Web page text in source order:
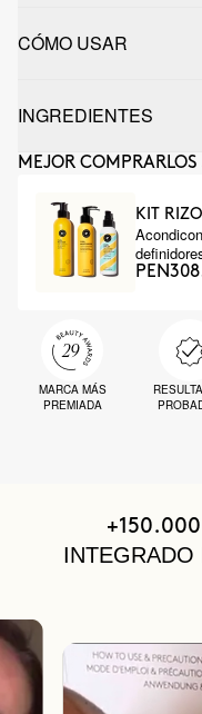
CÓMO USAR
INGREDIENTES
MEJOR COMPRARLOS
KIT
MARCA MÁS
PREMIADA
+150.000
INTEGRADO